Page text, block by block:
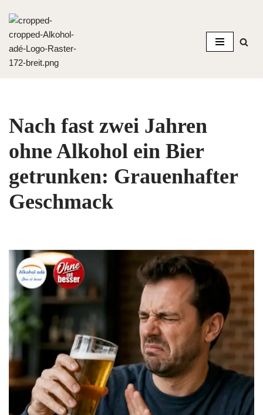
Zum
Inhalt
springen
Nach fast zwei Jahren
ohne Alkohol ein Bier
getrunken: Grauenhafter
Geschmack